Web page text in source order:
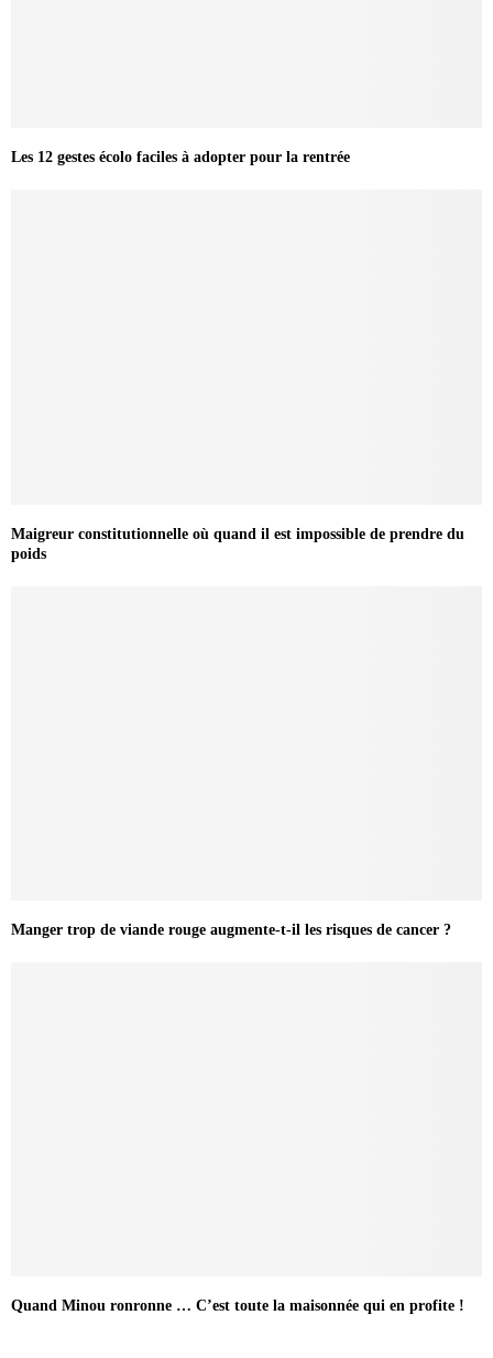
Les 12 gestes écolo faciles à adopter pour la rentrée
Maigreur constitutionnelle où quand il est impossible de prendre du
poids
Manger trop de viande rouge augmente-t-il les risques de cancer ?
Quand Minou ronronne … C’est toute la maisonnée qui en profite !